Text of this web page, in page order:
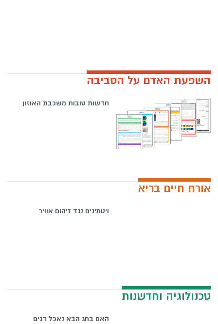
השפעת האדם על הסביבה
חדשות טובות משכבת האוזון
אורח חיים בריא
ויטמינים נגד זיהום אוויר
טכנולוגיה וחדשנות
האם בחג הבא נאכל דגים